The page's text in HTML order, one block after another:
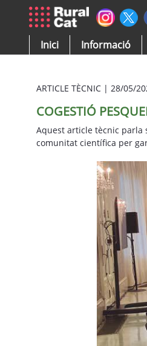
Salta al contingut principal
Inici Informació
ARTICLE TÈCNIC | 28/05/
COGESTIÓ
Aquest article tècnic parla
comunitat científica per